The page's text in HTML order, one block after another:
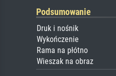
Podsumowanie
Druk i nośnik
Wykończenie
Rama na płótno
Wieszak na obraz